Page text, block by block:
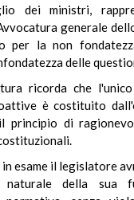
dei ministri,
generale
per la non
delle
ricorda che
è costituito
principio di
in esame il legislatore
naturale della sua